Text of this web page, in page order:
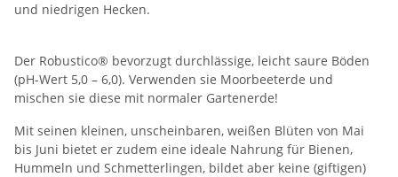
und niedrigen Hecken.
Der Robustico® bevorzugt durchlässige, leicht saure Böden
(pH-Wert 5,0 – 6,0). Verwenden sie Moorbeeterde und
mischen sie diese mit normaler Gartenerde!
Mit seinen kleinen, unscheinbaren, weißen Blüten von Mai
bis Juni bietet er zudem eine ideale Nahrung für Bienen,
Hummeln und Schmetterlingen, bildet aber keine (giftigen)